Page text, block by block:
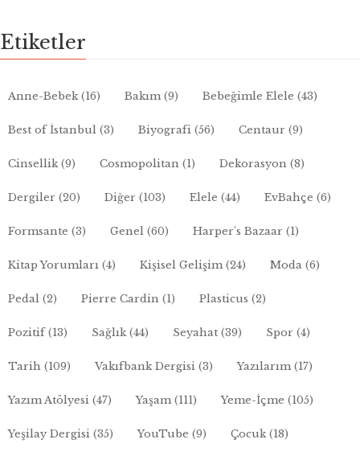
Etiketler
Anne-Bebek(16) Bakım(9) Bebeğimle Elele (43)
Best of İstanbul (3) Biyografi (56) Centaur (9)
Cinsellik(9) Cosmopolitan (1) Dekorasyon (8)
Dergiler (20) Diğer (103) Elele (44) EvBahçe (6)
Formsante (3) Genel (60) Harper's Bazaar (1)
Kitap Yorumları (4) Kişisel Gelişim(24) Moda (6)
Pedal (2) Pierre Cardin (1) Plasticus (2)
Pozitif(13) Sağlık(44) Seyahat (39) Spor (4)
Tarih (109) Vakıfbank Dergisi (3) Yazılarım(17)
Yazım Atölyesi (47) Yaşam(111) Yeme-İçme (105)
Yeşilay Dergisi (35) YouTube (9) Çocuk(18)